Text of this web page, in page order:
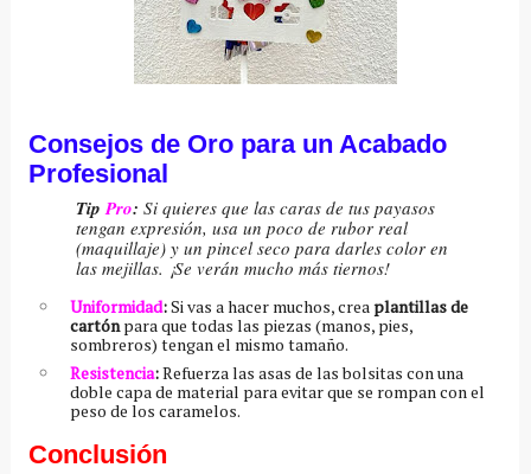
Consejos de Oro para un Acabado
Profesional
TipPro: Si quieres que las caras de tus payasos
tengan expresión, usa un poco de rubor real
(maquillaje) y un pincel seco para darles color en
las mejillas. ¡Se verán mucho más tiernos!
Uniformidad:Si vas a hacer muchos, crea plantillas de
cartónpara que todas las piezas (manos, pies,
sombreros) tengan el mismo tamaño.
Resistencia:Refuerza las asas de las bolsitas con una
doble capa de material para evitar que se rompan con el
peso de los caramelos.
Conclusión